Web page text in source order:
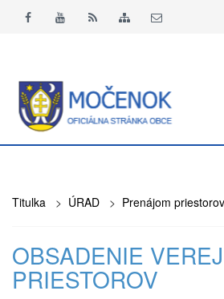
Titulka > ÚRAD > Prenájom priestorov
OBSADENIE
PRIESTOROV